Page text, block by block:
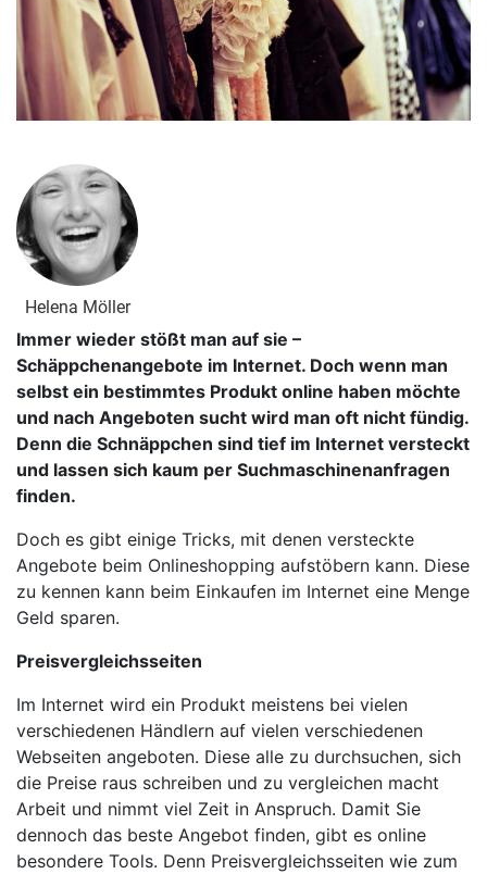
Helena Möller
Immer wieder stößt man auf sie –
Schäppchenangebote im Internet. Doch wenn man
selbst ein bestimmtes Produkt online haben möchte
und nach Angeboten sucht wird man oft nicht fündig.
Denn die Schnäppchen sind tief im Internet versteckt
und lassen sich kaum per Suchmaschinenanfragen
finden.
Doch es gibt einige Tricks, mit denen versteckte
Angebote beim Onlineshopping aufstöbern kann. Diese
zu kennen kann beim Einkaufen im Internet eine Menge
Geld sparen.
Preisvergleichsseiten
Im Internet wird ein Produkt meistens bei vielen
verschiedenen Händlern auf vielen verschiedenen
Webseiten angeboten. Diese alle zu durchsuchen, sich
die Preise raus schreiben und zu vergleichen macht
Arbeit und nimmt viel Zeit in Anspruch. Damit Sie
dennoch das beste Angebot finden, gibt es online
besondere Tools. Denn Preisvergleichsseiten wie zum